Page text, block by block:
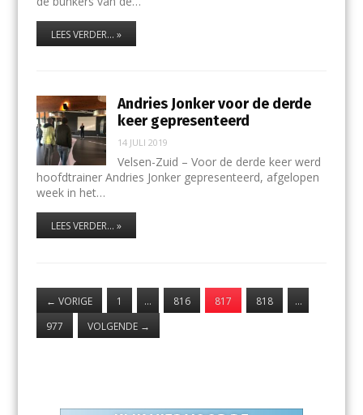
LEES VERDER... »
Andries Jonker voor de derde
keer gepresenteerd
14 JULI 2019
Velsen-Zuid – Voor de derde keer werd
hoofdtrainer Andries Jonker gepresenteerd, afgelopen
week in het…
LEES VERDER... »
← VORIGE 1 … 816 817 818
…
977
VOLGENDE →